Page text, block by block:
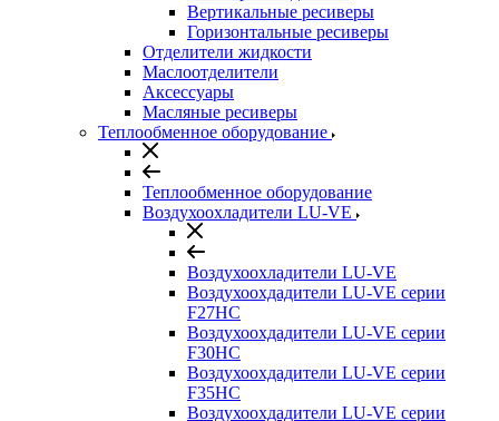
Вертикальные ресиверы
Горизонтальные ресиверы
Отделители жидкости
Маслоотделители
Аксессуары
Масляные ресиверы
Теплообменное оборудование
Теплообменное оборудование
Воздухоохладители LU-VE
Воздухоохладители LU-VE
Воздухоохдадители LU-VE серии
F27HC
Воздухоохдадители LU-VE серии
F30HC
Воздухоохдадители LU-VE серии
F35HC
Воздухоохдадители LU-VE серии